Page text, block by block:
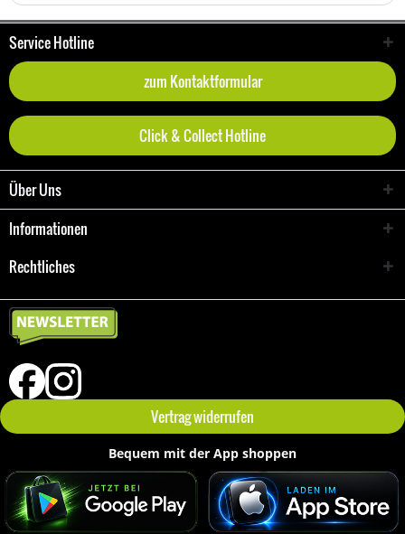
Service Hotline
zum Kontaktformular
Click & Collect Hotline
Über Uns
Informationen
Rechtliches
Vertrag widerrufen
Bequem mit der App shoppen